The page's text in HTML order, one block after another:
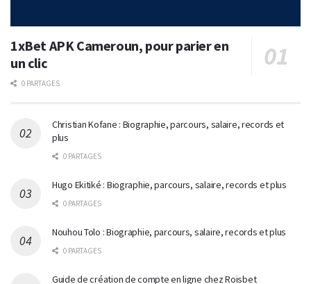
1xBet APK Cameroun, pour parier en
un clic
0 PARTAGES
Christian Kofane : Biographie, parcours, salaire, records et
plus
0 PARTAGES
Hugo Ekitiké : Biographie, parcours, salaire, records et plus
0 PARTAGES
Nouhou Tolo : Biographie, parcours, salaire, records et plus
0 PARTAGES
Guide de création de compte en ligne chez Roisbet